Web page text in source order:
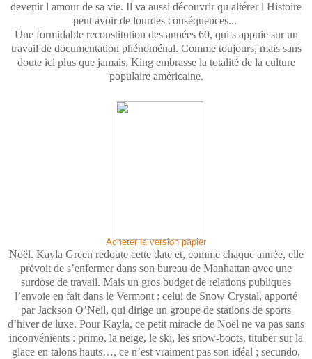
devenir l amour de sa vie. Il va aussi découvrir qu altérer l Histoire
peut avoir de lourdes conséquences...
Une formidable reconstitution des années 60, qui s appuie sur un
travail de documentation phénoménal. Comme toujours, mais sans
doute ici plus que jamais, King embrasse la totalité de la culture
populaire américaine.
Acheter la version papier
Noël. Kayla Green redoute cette date et, comme chaque année, elle
prévoit de s’enfermer dans son bureau de Manhattan avec une
surdose de travail. Mais un gros budget de relations publiques
l’envoie en fait dans le Vermont : celui de Snow Crystal, apporté
par Jackson O’Neil, qui dirige un groupe de stations de sports
d’hiver de luxe. Pour Kayla, ce petit miracle de Noël ne va pas sans
inconvénients : primo, la neige, le ski, les snow-boots, tituber sur la
glace en talons hauts…, ce n’est vraiment pas son idéal ; secundo,